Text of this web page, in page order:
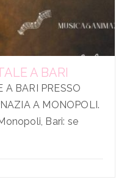
A BARI
A BARI PRESSO
A MONOPOLI.
Bari: se